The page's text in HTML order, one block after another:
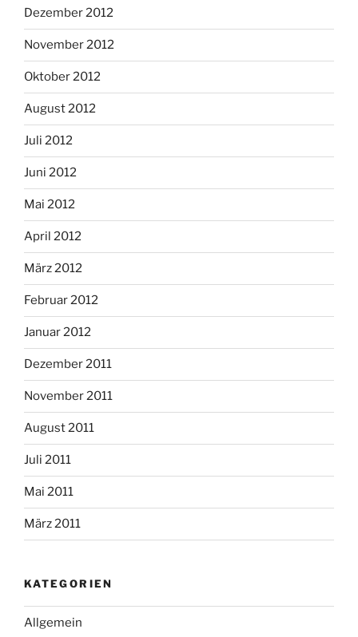
Dezember 2012
November 2012
Oktober 2012
August 2012
Juli 2012
Juni 2012
Mai 2012
April 2012
März 2012
Februar 2012
Januar 2012
Dezember 2011
November 2011
August 2011
Juli 2011
Mai 2011
März 2011
KATEGORIEN
Allgemein